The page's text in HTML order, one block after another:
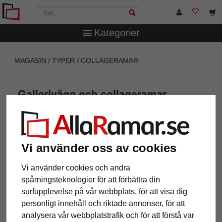
Vi använder oss av cookies
Vi använder cookies och andra
spårningsteknologier för att förbättra din
surfupplevelse på vår webbplats, för att visa dig
personligt innehåll och riktade annonser, för att
analysera vår webbplatstrafik och för att förstå var
Kategorier
MAGASIN TYPER COLLAGERAMAR
Gallerivägg och collageramar
Collage till väggen
Ramar är inte längre omoderna! Istället för att enbart
rama in foton i vardagsrummet har de eleganta
accessoarerna numera blivit ett statement: de står för